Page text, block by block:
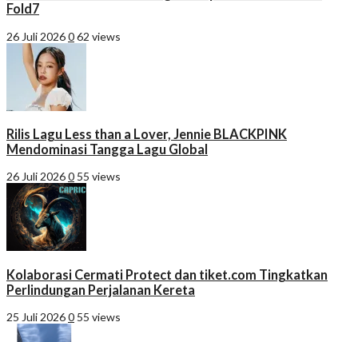
Fold7
26 Juli 2026062 views
Rilis Lagu Less than a Lover, Jennie BLACKPINK
Mendominasi Tangga Lagu Global
26 Juli 20260 55 views
Kolaborasi Cermati Protect dan tiket.com Tingkatkan
Perlindungan Perjalanan Kereta
25 Juli 20260 55 views